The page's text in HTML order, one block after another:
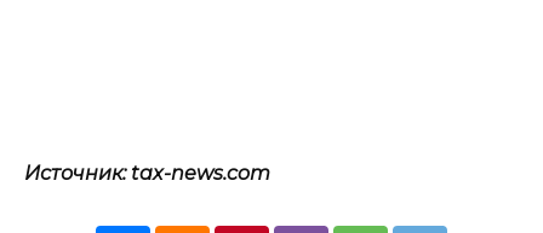
Источник: tax-news.com